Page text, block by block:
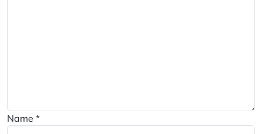
Name *